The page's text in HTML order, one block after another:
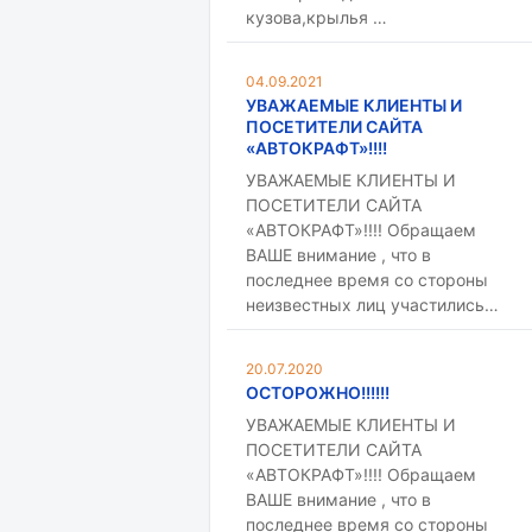
кузова,крылья …
04.09.2021
УВАЖАЕМЫЕ КЛИЕНТЫ И
ПОСЕТИТЕЛИ САЙТА
«АВТОКРАФТ»!!!!
УВАЖАЕМЫЕ КЛИЕНТЫ И
ПОСЕТИТЕЛИ САЙТА
«АВТОКРАФТ»!!!! Обращаем
ВАШЕ внимание , что в
последнее время со стороны
неизвестных лиц участились…
20.07.2020
ОСТОРОЖНО!!!!!!
УВАЖАЕМЫЕ КЛИЕНТЫ И
ПОСЕТИТЕЛИ САЙТА
«АВТОКРАФТ»!!!! Обращаем
ВАШЕ внимание , что в
последнее время со стороны